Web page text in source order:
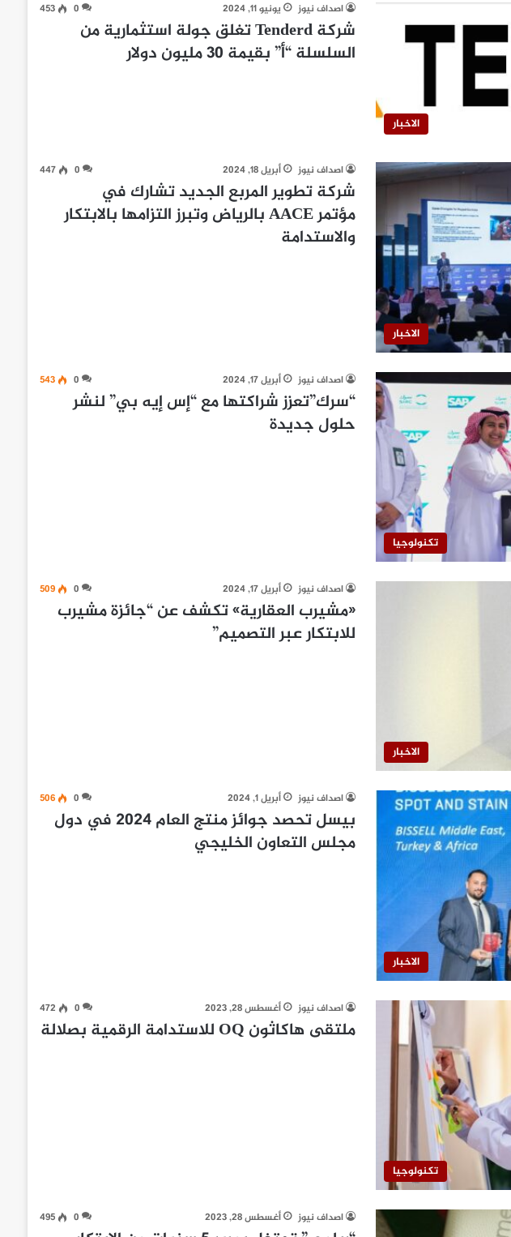
الاخبار
اصداف نيوز يونيو 11, 2024 0
453
شركة Tenderd تغلق جولة استثمارية من
السلسلة “أ” بقيمة 30 مليون دولار
الاخبار
اصداف نيوز أبريل 18, 2024 0
447
شركة تطوير المربع الجديد تشارك في
مؤتمر AACE بالرياض وتبرز التزامها بالابتكار
والاستدامة
تكنولوجيا
اصداف نيوز أبريل 17, 2024 0
543
“سرك”تعزز شراكتها مع “إس إيه بي” لنشر
حلول جديدة
الاخبار
اصداف نيوز أبريل 17, 2024 0
509
«مشيرب العقارية» تكشف عن “جائزة مشيرب
للابتكار عبر التصميم”
الاخبار
اصداف نيوز أبريل 1, 2024 0
506
بيسل تحصد جوائز منتج العام 2024 في دول
مجلس التعاون الخليجي
تكنولوجيا
اصداف نيوز أغسطس 28, 2023 0
472
ملتقى هاكاثون OQ للاستدامة الرقمية بصلالة
اصداف نيوز أغسطس 28, 2023 0
495